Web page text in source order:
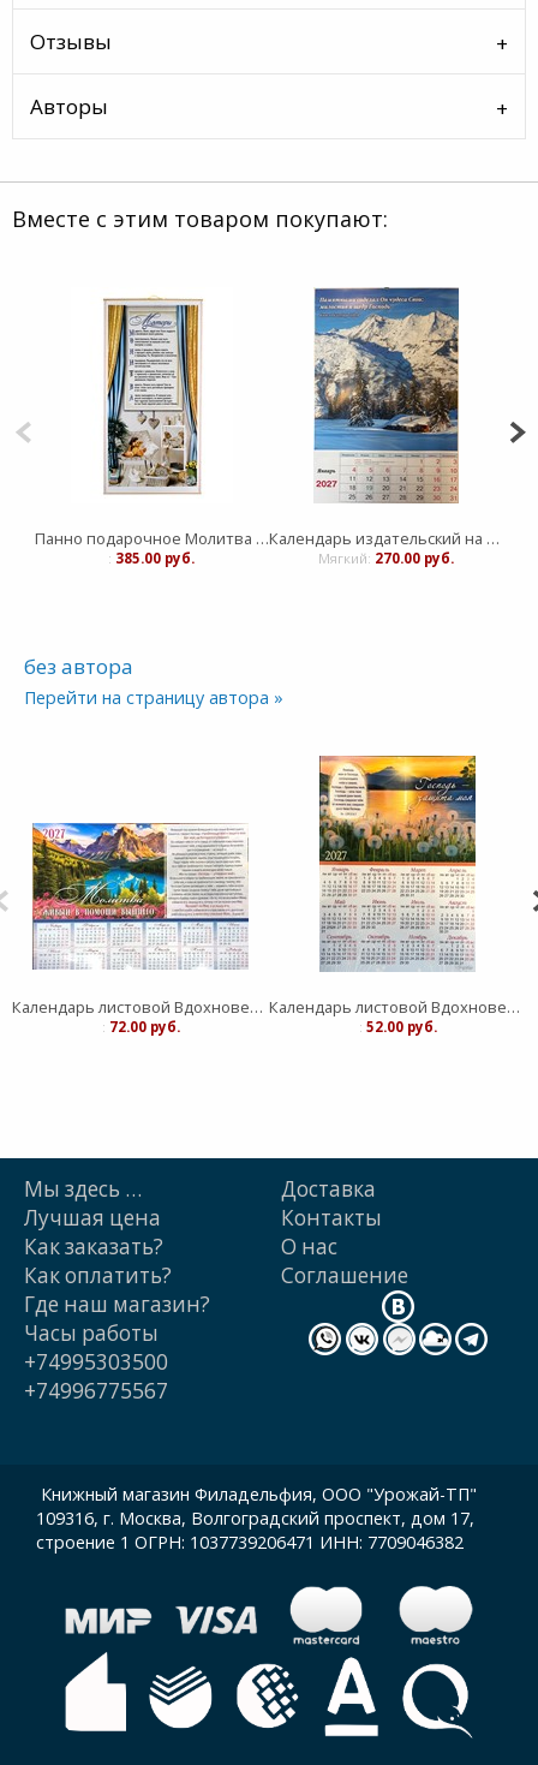
Отзывы
Авторы
Вместе с этим товаром покупают:
Панно подарочное Молитва матери Х.П.
: 385.00 руб.
Календарь издательский на 12 листах Библейская лига
Мягкий: 270.00 руб.
без автора
Перейти на страницу автора »
Календарь листовой Вдохновение "Живый в помощи Вышнего"средний
: 72.00 руб.
Календарь листовой Вдохновение "Господь - защите моя" малый
: 52.00 руб.
Мы здесь …
Лучшая цена
Как заказать?
Как оплатить?
Доставка
Контакты
О нас
Cоглашение
Где наш магазин?
Часы работы
+74995303500
+74996775567
Книжный магазин Филадельфия, ООО "Урожай-ТП"
109316, г. Москва, Волгоградский проспект, дом 17,
строение 1 ОГРН: 1037739206471 ИНН: 7709046382